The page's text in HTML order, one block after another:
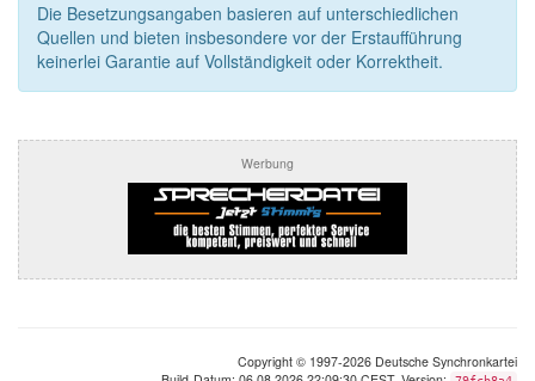
Die Besetzungsangaben basieren auf unterschiedlichen
Quellen und bieten insbesondere vor der Erstaufführung
keinerlei Garantie auf Vollständigkeit oder Korrektheit.
Werbung
Copyright © 1997-2026 Deutsche Synchronkartei